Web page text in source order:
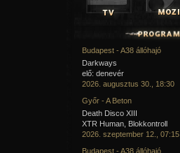
Budapest - A38 állóhajó
Darkways
elő: denevér
2026. augusztus 30., 18:30
Győr - A Beton
Death Disco XIII
XTR Human, Blokkontroll
2026. szeptember 12., 07:15
Budapest - A38 állóhajó